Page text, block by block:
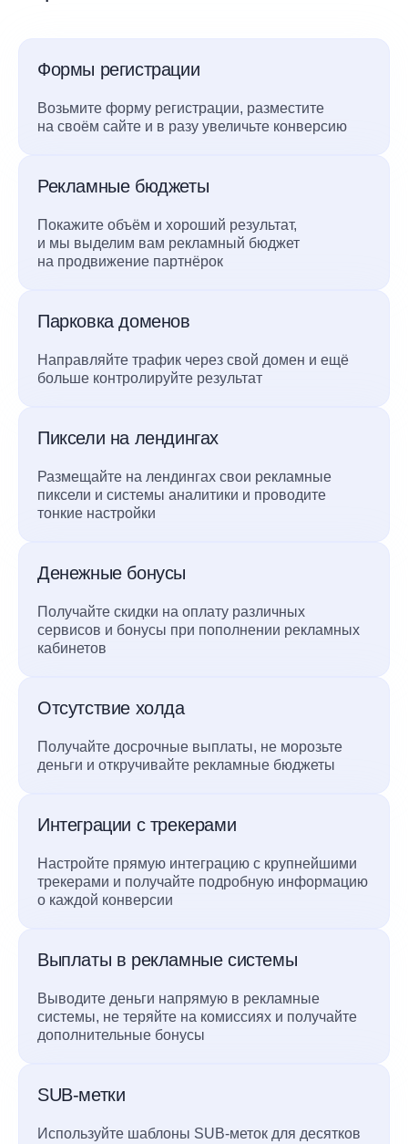
Формы регистрации
Возьмите форму регистрации, разместите
на своём сайте и в разу увеличьте конверсию
Рекламные бюджеты
Покажите объём и хороший результат,
и мы выделим вам рекламный бюджет
на продвижение партнёрок
Парковка доменов
Направляйте трафик через свой домен и ещё
больше контролируйте результат
Пиксели на лендингах
Размещайте на лендингах свои рекламные
пиксели и системы аналитики и проводите
тонкие настройки
Денежные бонусы
Получайте скидки на оплату различных
сервисов и бонусы при пополнении рекламных
кабинетов
Отсутствие холда
Получайте досрочные выплаты, не морозьте
деньги и откручивайте рекламные бюджеты
Интеграции с трекерами
Настройте прямую интеграцию с крупнейшими
трекерами и получайте подробную информацию
о каждой конверсии
Выплаты в рекламные системы
Выводите деньги напрямую в рекламные
системы, не теряйте на комиссиях и получайте
дополнительные бонусы
SUB-метки
Используйте шаблоны SUB-меток для десятков